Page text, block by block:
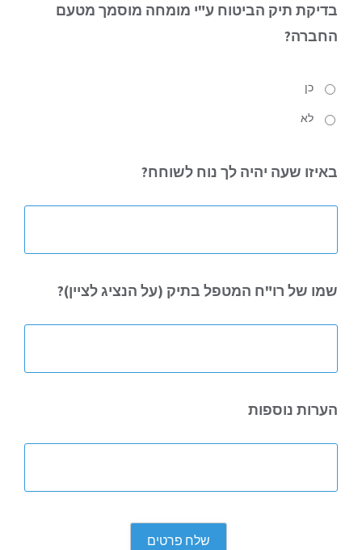
בדיקת תיק הביטוח ע"י מומחה מוסמך מטעם
החברה?
כן
לא
באיזו שעה יהיה לך נוח לשוחח?
שמו של רו"ח המטפל בתיק (על הנציג לציין)?
הערות נוספות